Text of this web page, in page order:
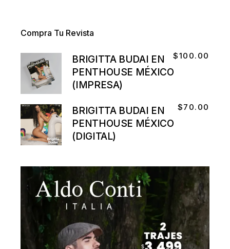
Compra Tu Revista
BRIGITTA BUDAI EN
PENTHOUSE MÉXICO
(IMPRESA)
$100.00
BRIGITTA BUDAI EN
PENTHOUSE MÉXICO
(DIGITAL)
$70.00